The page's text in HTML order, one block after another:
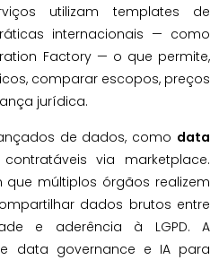
utilizam templates de
internacionais — como
Factory — o que permite,
comparar escopos, preços
jurídica.
de dados, como data
via marketplace.
que múltiplos órgãos realizem
dados brutos entre
e aderência à LGPD. A
data governance e IA para